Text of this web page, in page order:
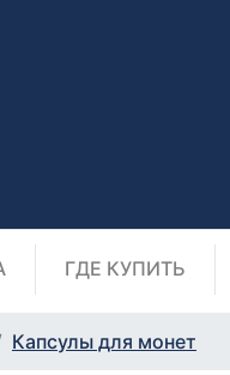
ГДЕ КУПИТЬ
Капсулы для монет